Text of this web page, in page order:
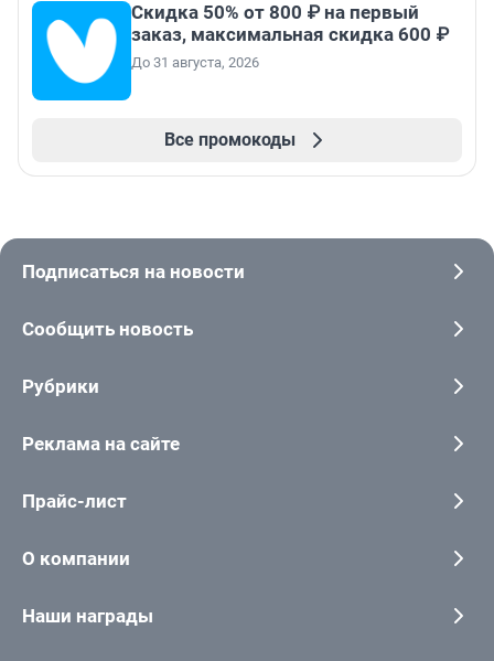
Скидка 50% от 800 ₽ на первый
заказ, максимальная скидка 600 ₽
До 31 августа, 2026
Все промокоды
Подписаться на новости
Сообщить новость
Рубрики
Реклама на сайте
Прайс-лист
О компании
Наши награды